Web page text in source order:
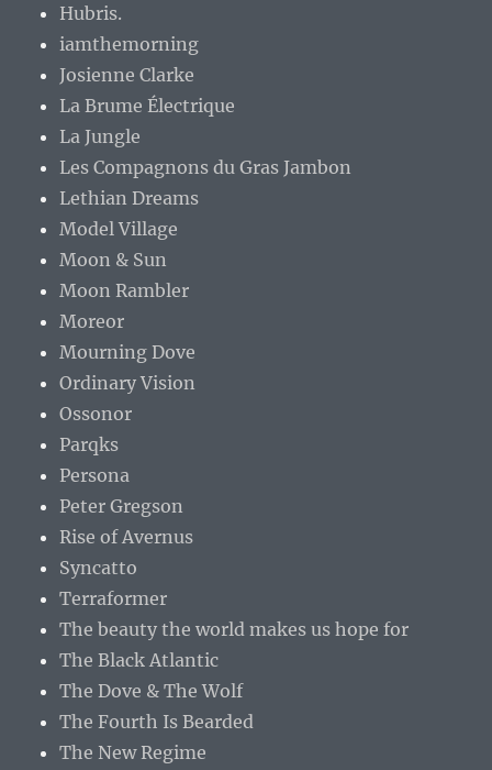
Hubris.
iamthemorning
Josienne Clarke
La Brume Électrique
La Jungle
Les Compagnons du Gras Jambon
Lethian Dreams
Model Village
Moon & Sun
Moon Rambler
Moreor
Mourning Dove
Ordinary Vision
Ossonor
Parqks
Persona
Peter Gregson
Rise of Avernus
Syncatto
Terraformer
The beauty the world makes us hope for
The Black Atlantic
The Dove & The Wolf
The Fourth Is Bearded
The New Regime